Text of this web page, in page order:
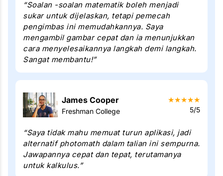
“Soalan -soalan matematik boleh menjadi
sukar untuk dijelaskan, tetapi pemecah
pengimbas ini memudahkannya. Saya
mengambil gambar cepat dan ia menunjukkan
cara menyelesaikannya langkah demi langkah.
Sangat membantu!”
James Cooper
Freshman College
★★★★★
5/5
“Saya tidak mahu memuat turun aplikasi, jadi
alternatif photomath dalam talian ini sempurna.
Jawapannya cepat dan tepat, terutamanya
untuk kalkulus.”